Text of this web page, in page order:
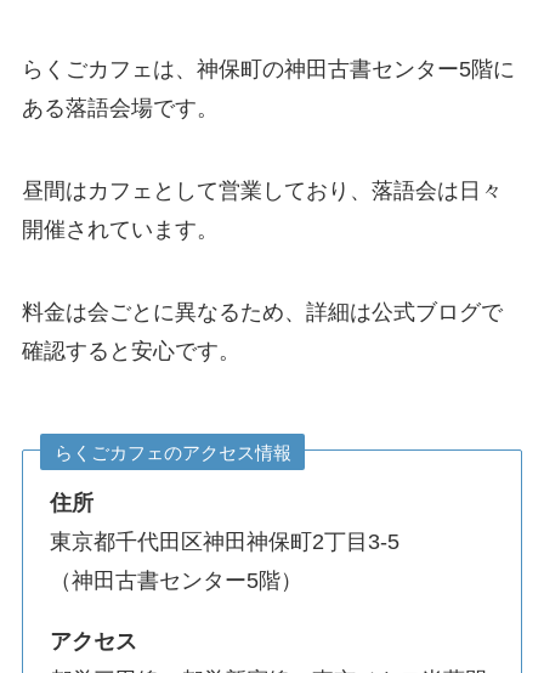
らくごカフェは、神保町の神田古書センター5階に
ある落語会場です。
昼間はカフェとして営業しており、落語会は日々
開催されています。
料金は会ごとに異なるため、詳細は公式ブログで
確認すると安心です。
らくごカフェのアクセス情報
住所
東京都千代田区神田神保町2丁目3-5
（神田古書センター5階）
アクセス